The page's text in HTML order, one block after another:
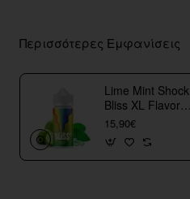
Περισσότερες Εμφανίσεις
Lime Mint Shock
Bliss XL Flavor
Shots
15,90€